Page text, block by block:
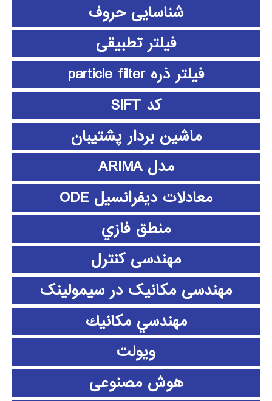
شناسایی حروف
فیلتر تطبیقی
فیلتر ذره particle filter
کد SIFT
ماشین بردار پشتیبان
مدل ARIMA
معادلات دیفرانسیل ODE
منطق فازي
مهندسی کنترل
مهندسی مکانیک در سیمولینک
مهندسي مكانيك
ویولت
هوش مصنوعی